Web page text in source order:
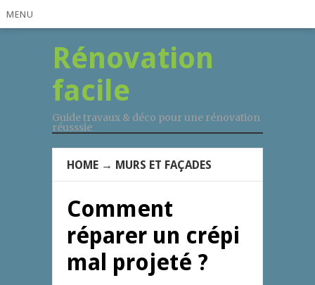
MENU
Rénovation
facile
Guide travaux & déco pour une rénovation
réusssie
HOME → MURS ET FAÇADES
Comment
réparer un crépi
mal projeté ?